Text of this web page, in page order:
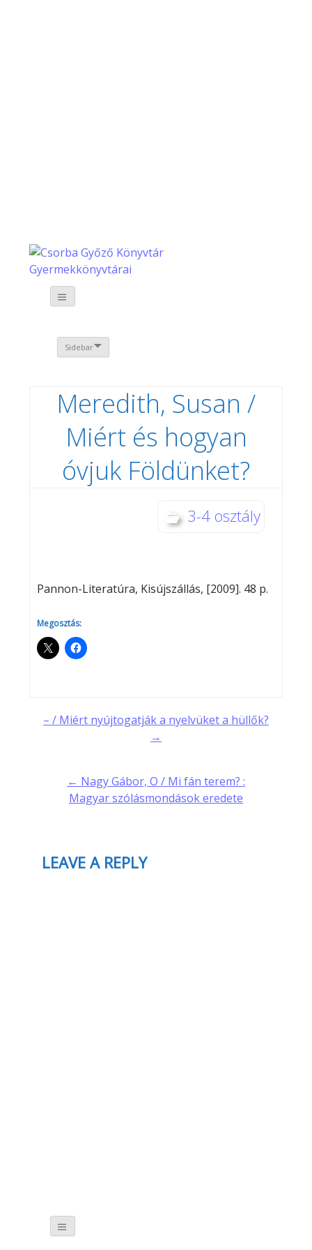
Sidebar
Meredith, Susan /
Miért és hogyan
óvjuk Földünket?
3-4 osztály
Pannon-Literatúra, Kisújszállás, [2009]. 48 p.
Megosztás:
Post
– / Miért nyújtogatják a nyelvüket a hüllők?
→
← Nagy Gábor, O / Mi fán terem? :
Magyar szólásmondások eredete
LEAVE A REPLY